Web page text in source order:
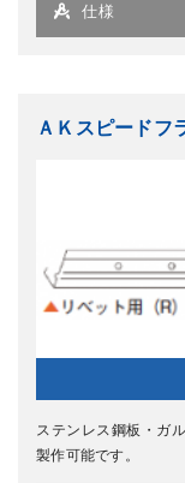
仕様
ＡＫスピードフ
ステンレス鋼板・ガ
製作可能です。